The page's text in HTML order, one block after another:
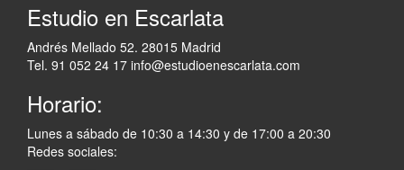
Estudio en Escarlata
Andrés Mellado 52. 28015 Madrid
Tel. 91 052 24 17 info@estudioenescarlata.com
Horario:
Lunes a sábado de 10:30 a 14:30 y de 17:00 a 20:30
Redes sociales: